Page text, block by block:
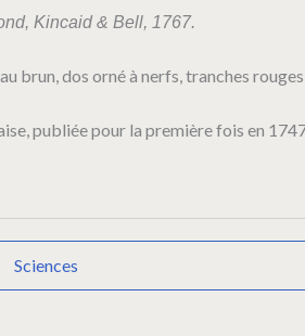
Kincaid & Bell, 1767.
brun, dos orné à nerfs, tranches
publiée pour la première fois en
Sciences